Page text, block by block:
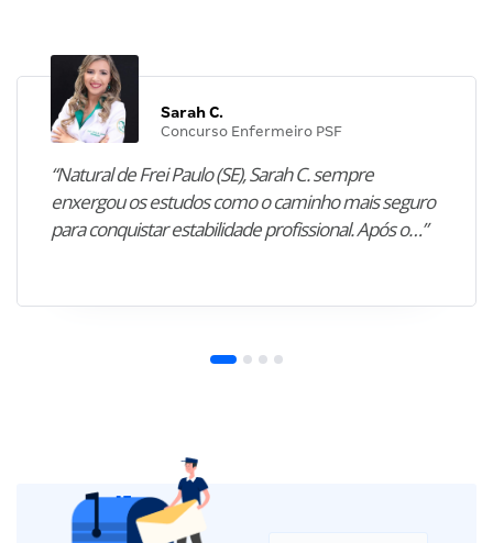
Sarah C.
Concurso Enfermeiro PSF
“Natural de Frei Paulo (SE), Sarah C. sempre
enxergou os estudos como o caminho mais seguro
para conquistar estabilidade profissional. Após o…”